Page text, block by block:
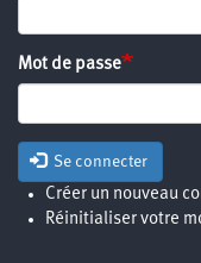
Mot de passe
Se connecter
Créer un nouveau
Réinitialiser votre